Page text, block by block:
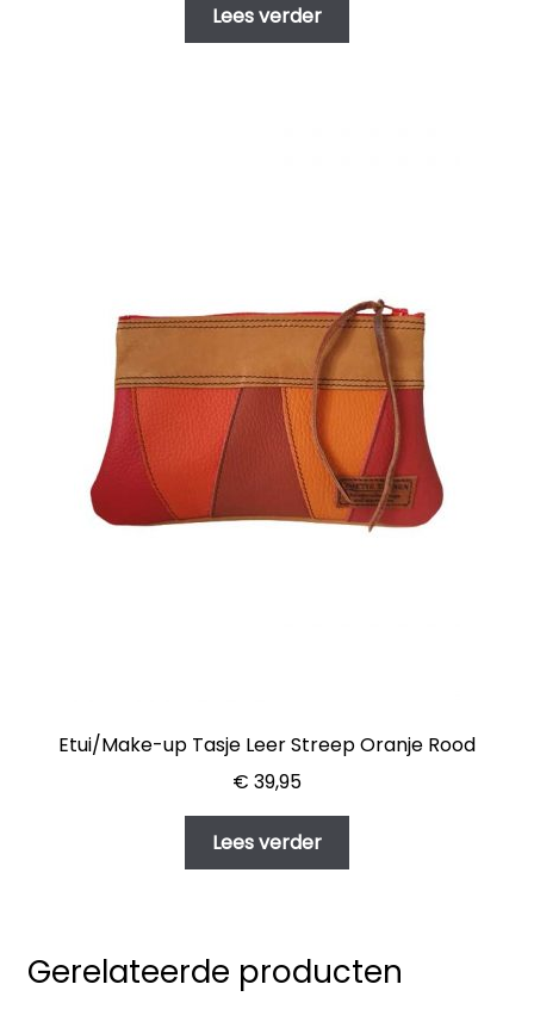
Lees verder
Etui/Make-up Tasje Leer Streep Oranje Rood
€ 39,95
Lees verder
Gerelateerde producten